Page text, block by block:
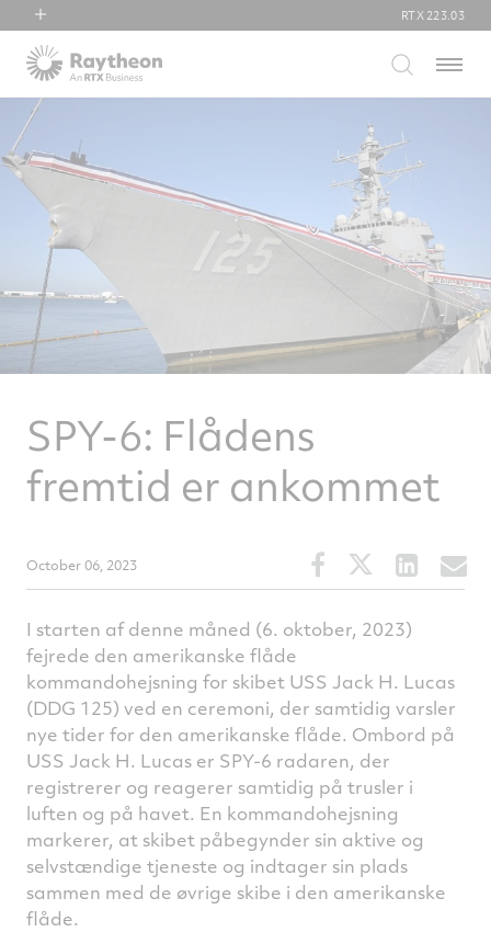
RTX
Collins Aerospace
Pratt & Whitney
RTX 223.03
Menu
SPY-6: Flådens
fremtid er ankommet
October 06, 2023
Share
this
on
Share
this
on
Share
this
I starten af denne måned (6. oktober, 2023)
fejrede den amerikanske flåde
kommandohejsning for skibet USS Jack H. Lucas
(DDG 125) ved en ceremoni, der samtidig varsler
nye tider for den amerikanske flåde. Ombord på
USS Jack H. Lucas er SPY-6 radaren, der
registrerer og reagerer samtidig på trusler i
luften og på havet. En kommandohejsning
markerer, at skibet påbegynder sin aktive og
selvstændige tjeneste og indtager sin plads
sammen med de øvrige skibe i den amerikanske
flåde.